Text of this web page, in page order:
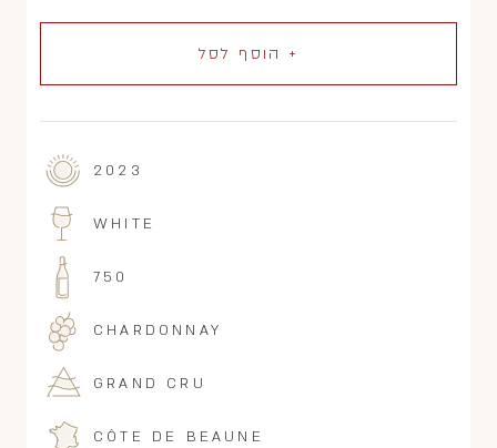
+ הוסף לסל
2023
WHITE
750
CHARDONNAY
GRAND CRU
CÔTE DE BEAUNE